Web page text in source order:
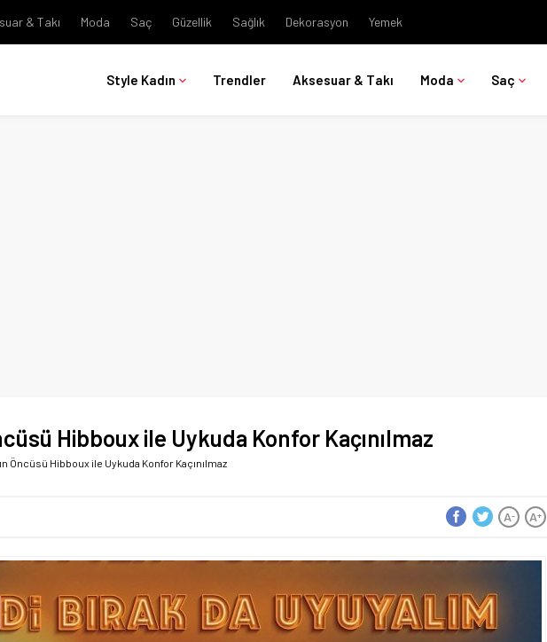
& Takı Moda Saç Güzellik Sağlık Dekorasyon Yemek
Style Kadın Trendler Aksesuar & Takı Moda Saç
Hibboux ile Uykuda Konfor Kaçınılmaz
Öncüsü Hibboux ile Uykuda Konfor Kaçınılmaz
A+
A-